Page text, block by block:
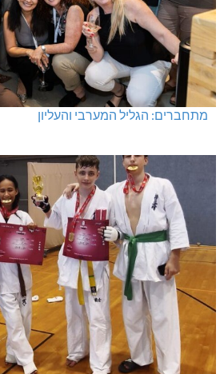
מתחברים: הגליל המערבי והעליון